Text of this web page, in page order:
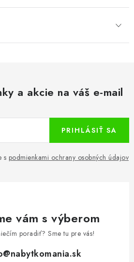
a akcie na váš e-mail
s podmienkami ochrany osobných údajov
PRIHLÁSIŤ SA
vám s výberom
poradiť? Sme tu pre vás!
@nabytkomania.sk